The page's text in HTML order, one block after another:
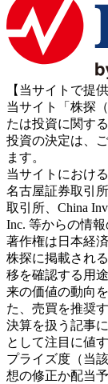
【当サイトで提
当サイト「株探
たは投資に関す
投資の決定は、
ます。
当サイトにおけ
名古屋証券取引
取引所、China
Inc. 等からの情
著作権は日本経
株探に掲載され
移を確認する用
来の価値の動向
た、売買を推奨
決算を扱う記事
として注目に値
プライズ度（当
想の修正か配当